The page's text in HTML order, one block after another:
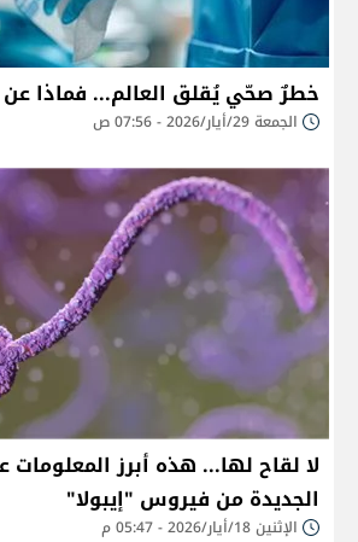
خطرٌ صحّي يُقلق العالم... فماذا عن
الجمعة 29/أيار/2026 - 07:56 ص
لا لقاح لها... هذه أبرز المعلومات
الجديدة من فيروس "إيبولا"
الإثنين 18/أيار/2026 - 05:47 م